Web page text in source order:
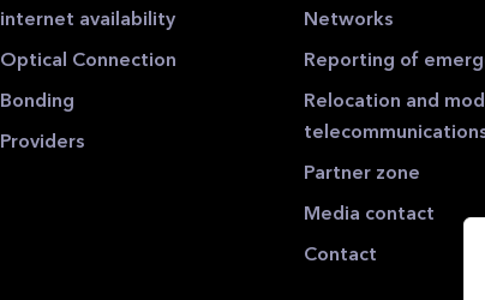
internet availability
Optical Connection
Bonding
Providers
Networks
Reporting of
Relocation and
Partner zone
Media contact
Contact